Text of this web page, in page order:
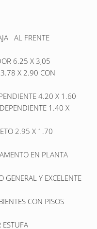
AL FRENTE
6.25 X 3,05
EN PLANTA